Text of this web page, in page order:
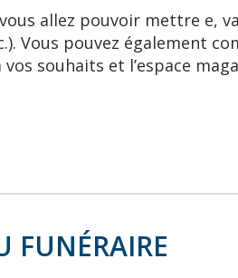
allez pouvoir mettre e,
Vous pouvez également
souhaits et l’espace
FUNÉRAIRE